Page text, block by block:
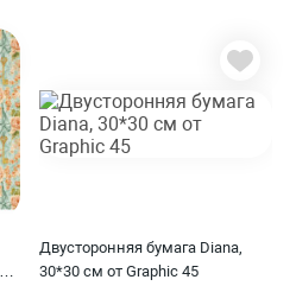
Двусторонняя бумага Diana,
30*30 см от Graphic 45